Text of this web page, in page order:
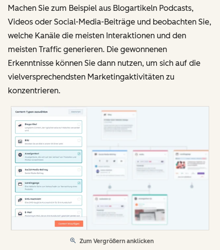
Machen Sie zum Beispiel aus Blogartikeln Podcasts,
Videos oder Social-Media-Beiträge und beobachten Sie,
welche Kanäle die meisten Interaktionen und den
meisten Traffic generieren. Die gewonnenen
Erkenntnisse können Sie dann nutzen, um sich auf die
vielversprechendsten Marketingaktivitäten zu
konzentrieren.
Zum Vergrößern anklicken